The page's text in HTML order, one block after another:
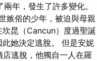
年，發生了許多變化。
嫉俗的少年，被迫與母親
昆（Cancun）度過聖誕
她決定逃脫。 但是安妮
店逃脫，他獨自一人在羅